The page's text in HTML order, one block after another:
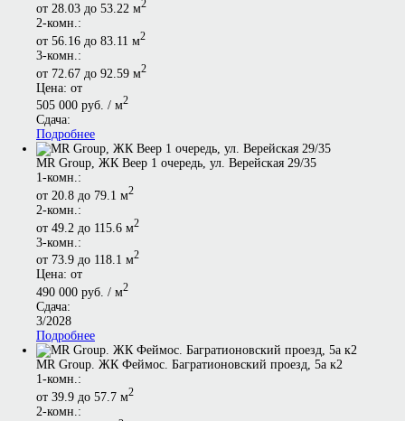
от 28.03 до 53.22 м2
2-комн.:
от 56.16 до 83.11 м2
3-комн.:
от 72.67 до 92.59 м2
Цена: от
505 000 руб. / м2
Сдача:
Подробнее
MR Group, ЖК Веер 1 очередь, ул. Верейская 29/35
1-комн.:
от 20.8 до 79.1 м2
2-комн.:
от 49.2 до 115.6 м2
3-комн.:
от 73.9 до 118.1 м2
Цена: от
490 000 руб. / м2
Сдача:
3/2028
Подробнее
MR Group. ЖК Феймос. Багратионовский проезд, 5а к2
1-комн.:
от 39.9 до 57.7 м2
2-комн.: